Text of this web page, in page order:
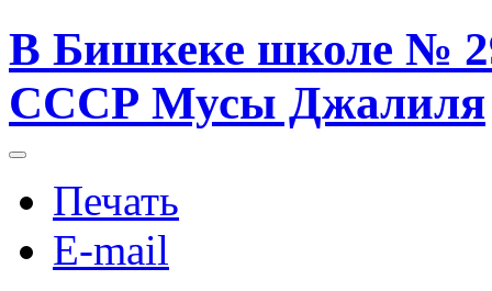
В Бишкеке школе №
СССР Мусы Джалиля
Печать
E-mail